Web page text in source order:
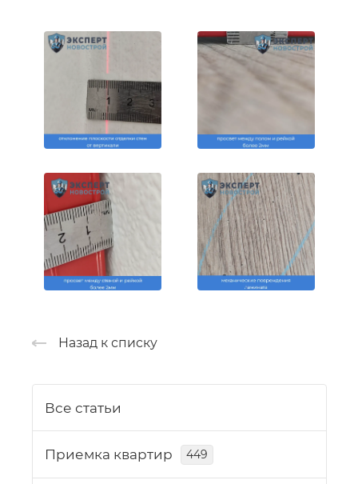
Назад к списку
Все статьи
Приемка квартир 449